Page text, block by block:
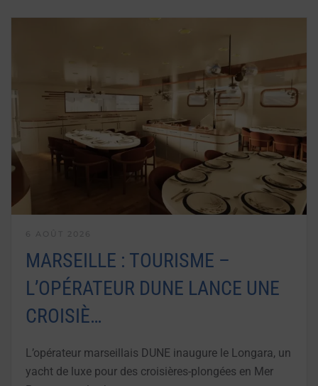
MARSEILLE : TOURISME –
L’OPÉRATEUR DUNE LANCE UNE
CROISIÈ…
L’opérateur marseillais DUNE inaugure le Longara, un
yacht de luxe pour des croisières-plongées en Mer